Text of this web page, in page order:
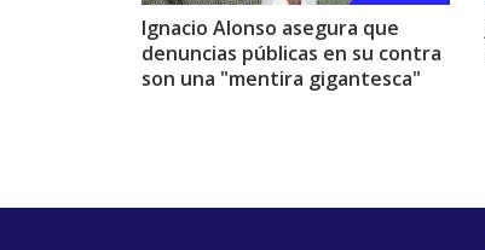
Ignacio Alonso asegura que
denuncias públicas en su contra
son una "mentira gigantesca"